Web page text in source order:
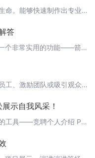
在当今快节奏的工作环境中，效率就是生命。能够快速制作出专业的幻灯片，对于职场人士来说非常重要。随着人工智能技术的发展，越来越多的AI工具应运而生，帮助我们解决繁琐的PPT制作工作。今天，就让我来为大家介绍几款实用的AI工具，助你轻松生成PPT！ 1. 轻竹办公（QZ Office）想要高效地制作PPT，那么这款国产AI工具——轻竹办公，你一定不能错过。它基于强大的AI技术，能够帮你自动生成PPT，
答
大家好，今天我们要聊一聊PPT制作中一个非常实用的功能——箭头功能。在很多情况下，我们需要在PPT中添加箭头来指示重点或者连接不同的部分，那么在轻竹办公这款AI自动生成PPT的软件中，箭头功能究竟该如何使用呢？ 1. 轻竹办公简介首先，让我们简单了解一下轻竹办公。轻竹办公是一款通过AI技术自动生成PPT的软件，可以帮助用户快速、高效地制作出专业的PPT。无论你是新手还是专业人士，轻竹办公都能为你提
在许多企业和机构中，滚动抽奖是奖励员工、激励团队或吸引观众参与活动的一种常见方式。随着科技的发展，许多PPT软件都加入了滚动抽奖的功能，其中就包括了轻竹办公。 那么，滚动抽奖可以内定吗？答案是肯定的。在轻竹办公中，你可以通过设置特定的抽奖规则，例如只抽取特定的人员或者只抽取特定部门的员工，从而实现内定抽奖的目的。 如何设置滚动抽奖的内定规则？首先，你需要确保你使用的轻竹办公的版本是支持滚动抽奖的。
示自我风采！
大家好，今天给大家带来一款非常实用的工具——竞聘个人介绍 PPT 免费模板。这款模板可以帮助你在竞聘过程中更好地展示自己的能力和风采，让你在众多候选人中脱颖而出。现在就让我们一起来看看这款模板的特点和使用方法吧！ 模板特点1. 专业设计：这款模板由专业设计师打造，界面简洁大方，符合职场人士的形象需求。2. 内容丰富：模板包含了个人介绍、工作经历、项目成果、荣誉证书等多个部分，全面展示你的实力。3.